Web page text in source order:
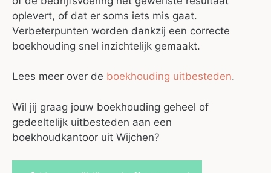
oplevert, of dat er soms iets mis gaat.
Verbeterpunten worden dankzij een correcte
boekhouding snel inzichtelijk gemaakt.
Lees meer over de boekhouding uitbesteden.
Wil jij graag jouw boekhouding geheel of
gedeeltelijk uitbesteden aan een
boekhoudkantoor uit Wijchen?